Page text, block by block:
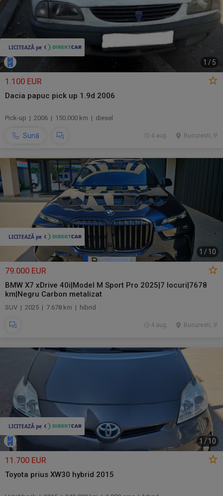
1 / 5
1.100 EUR
Dacia papuc pick up 1.9d 2006
Pick-up | 2006 | 150.000 km | diesel
Sună Bucuresti, IF
4 aug.
1 / 10
79.000 EUR
BMW X7 xDrive 40i|Model M Sport Pro 2025|7 locuri|7678
km|Negru Carbon metalizat
SUV | 2025 | 7.678 km | hibrid
Bucuresti, IF
4 aug.
1 /10
11.700 EUR
Toyota prius XW30 hybrid 2015